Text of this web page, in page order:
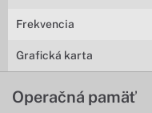
Frekvencia
Grafická karta
Operačná pamäť